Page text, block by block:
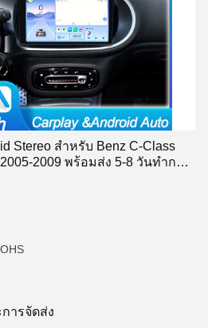
Stereo สําหรับ Benz C-Class
2009 พร้อมส่ง 5-8 วันทําการ
ารจัดส่ง